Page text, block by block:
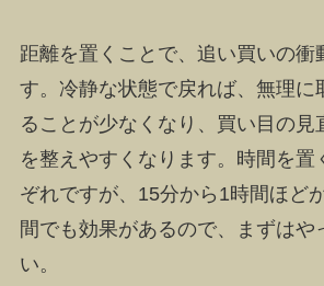
距離を置くことで、追い買いの衝
す。冷静な状態で戻れば、無理に
ることが少なくなり、買い目の見
を整えやすくなります。時間を置
ぞれですが、15分から1時間ほど
間でも効果があるので、まずはや
い。